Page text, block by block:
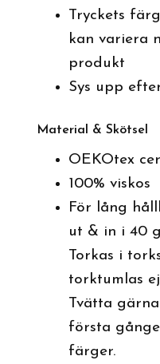
Tryckets
kan variera
produkt
Sys upp
Material & Skötsel
OEKOtex
100% viskos
För lång
ut & in i 40
Torkas i
torktumlas ej
Tvätta
första
färger.